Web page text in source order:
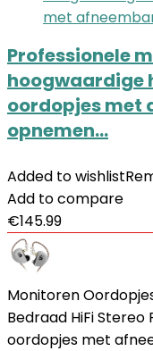
Professionele
hoogwaardige
oordopjes met
opnemen…
Added to wishlist
Add to compare
€145.99
Monitoren
Bedraad HiFi Stereo
oordopjes met